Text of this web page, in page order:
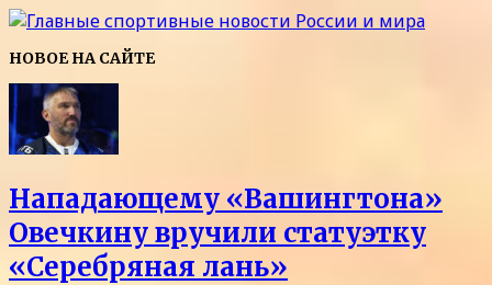
НОВОЕ НА САЙТЕ
Нападающему «Вашингтона»
Овечкину вручили статуэтку
«Серебряная лань»